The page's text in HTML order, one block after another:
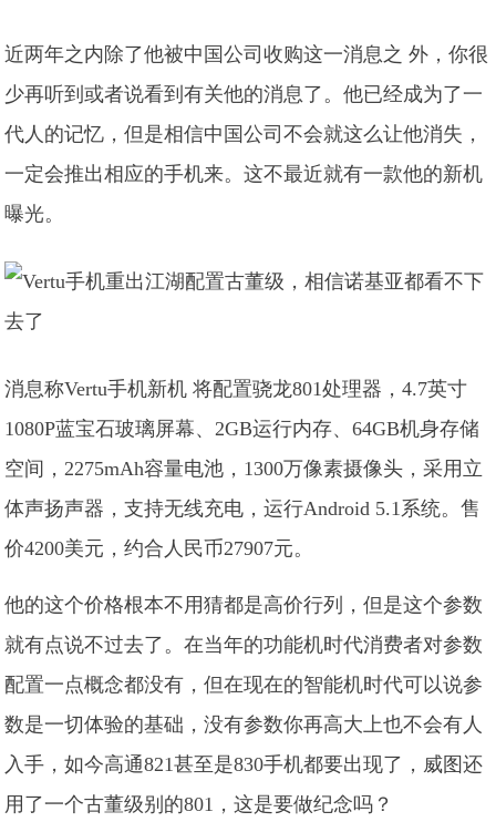
近两年之内除了他被中国公司收购这一消息之 外，你很
少再听到或者说看到有关他的消息了。他已经成为了一
代人的记忆，但是相信中国公司不会就这么让他消失，
一定会推出相应的手机来。这不最近就有一款他的新机
曝光。
消息称Vertu手机新机 将配置骁龙801处理器，4.7英寸
1080P蓝宝石玻璃屏幕、2GB运行内存、64GB机身存储
空间，2275mAh容量电池，1300万像素摄像头，采用立
体声扬声器，支持无线充电，运行Android 5.1系统。售
价4200美元，约合人民币27907元。
他的这个价格根本不用猜都是高价行列，但是这个参数
就有点说不过去了。在当年的功能机时代消费者对参数
配置一点概念都没有，但在现在的智能机时代可以说参
数是一切体验的基础，没有参数你再高大上也不会有人
入手，如今高通821甚至是830手机都要出现了，威图还
用了一个古董级别的801，这是要做纪念吗？